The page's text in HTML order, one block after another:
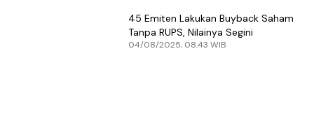
45 Emiten Lakukan Buyback Saham
04/08/2025, 08.43 WIB